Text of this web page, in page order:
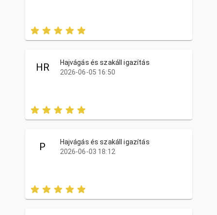
HR
Hajvágás és szakáll igazítás
2026-06-05 16:50
P
Hajvágás és szakáll igazítás
2026-06-03 18:12